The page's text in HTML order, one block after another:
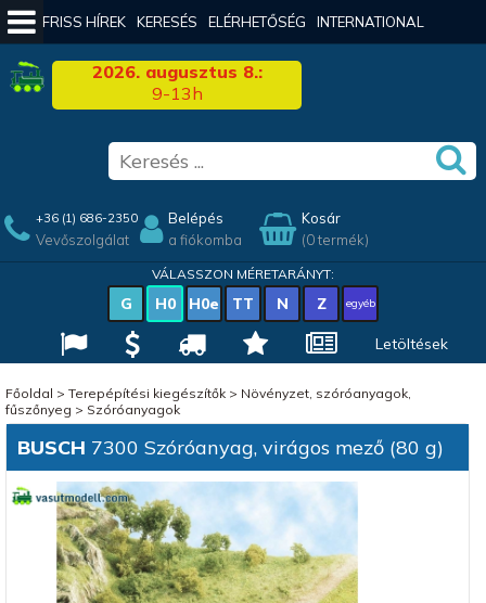
FRISS HÍREK KERESÉS ELÉRHETŐSÉG INTERNATIONAL
2026. augusztus 8.:
9-13h
+36 (1) 686-2350
Vevőszolgálat
Belépés
a fiókomba
Kosár
(0 termék)
VÁLASSZON MÉRETARÁNYT:
G H0 H0e TT N Z egyéb
Letöltések
Főoldal > Terepépítési kiegészítők> Növényzet, szóróanyagok,
fűszőnyeg > Szóróanyagok
BUSCH 7300 Szóróanyag, virágos mező (80 g)